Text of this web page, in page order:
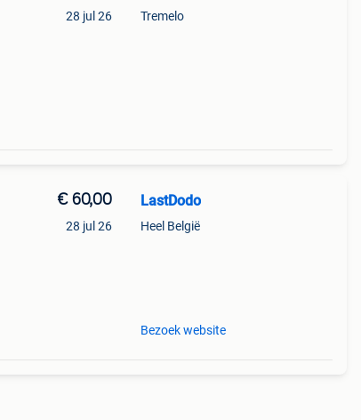
28 jul 26 Tremelo
€ 60,00
28 jul 26
LastDodo
Heel België
Bezoek website